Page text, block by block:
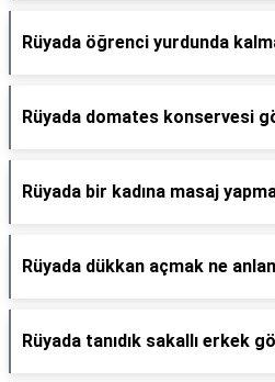
Rüyada öğrenci yurdunda
Rüyada domates konservesi
Rüyada bir kadına masaj
Rüyada dükkan açmak ne
Rüyada tanıdık sakallı erkek